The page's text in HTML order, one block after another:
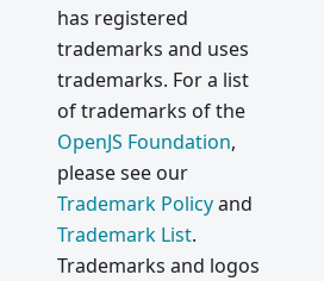
has registered
trademarks and uses
trademarks. For a list
of trademarks of the
OpenJS Foundation,
please see our
Trademark Policyand
Trademark List.
Trademarks and logos